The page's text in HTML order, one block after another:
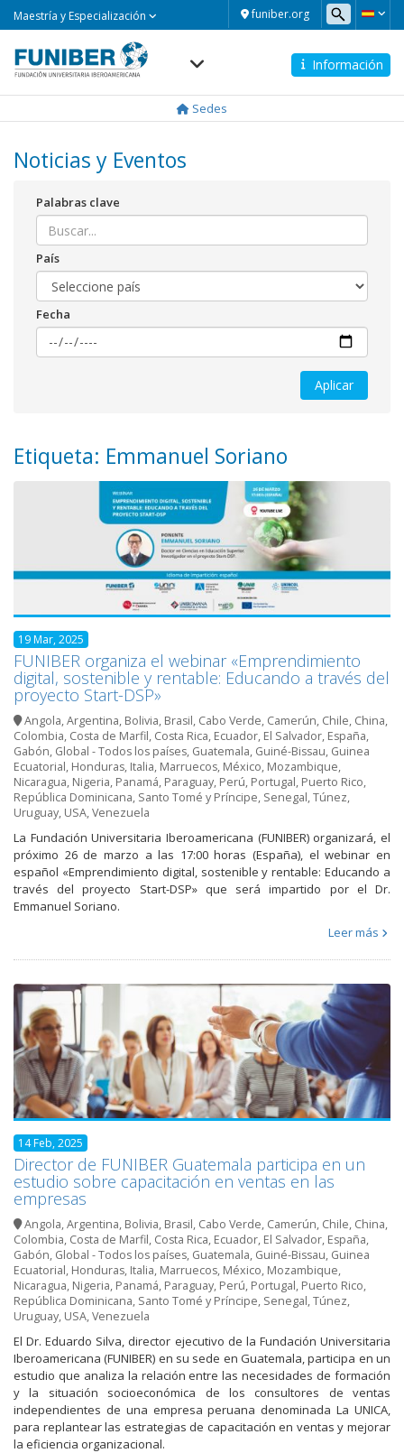
funiber.org
Maestría y Especialización
Información
Sedes
Noticias y Eventos
Palabras clave
País
Fecha
Etiqueta: Emmanuel Soriano
19 Mar, 2025
FUNIBER organiza el webinar «Emprendimiento
digital, sostenible y rentable: Educando a través del
proyecto Start-DSP»
Angola,Argentina, Bolivia, Brasil, Cabo Verde, Camerún, Chile, China,
Colombia, Costa de Marfil, Costa Rica, Ecuador, El Salvador, España,
Gabón, Global - Todos los países, Guatemala, Guiné-Bissau, Guinea
Ecuatorial, Honduras, Italia, Marruecos, México, Mozambique,
Nicaragua, Nigeria, Panamá, Paraguay, Perú, Portugal, Puerto Rico,
República Dominicana, Santo Tomé y Príncipe, Senegal,Túnez,
Uruguay, USA,Venezuela
La Fundación Universitaria Iberoamericana (FUNIBER) organizará, el
próximo 26 de marzo a las 17:00 horas (España), el webinar en
español «Emprendimiento digital, sostenible y rentable: Educando a
través del proyecto Start-DSP» que será impartido por el Dr.
Emmanuel Soriano.
Leer más
14 Feb, 2025
Director de FUNIBER Guatemala participa en un
estudio sobre capacitación en ventas en las
empresas
Angola,Argentina, Bolivia, Brasil, Cabo Verde, Camerún, Chile, China,
Colombia, Costa de Marfil, Costa Rica, Ecuador, El Salvador, España,
Gabón, Global - Todos los países, Guatemala, Guiné-Bissau, Guinea
Ecuatorial, Honduras, Italia, Marruecos, México, Mozambique,
Nicaragua, Nigeria, Panamá, Paraguay, Perú, Portugal, Puerto Rico,
República Dominicana, Santo Tomé y Príncipe, Senegal,Túnez,
Uruguay, USA,Venezuela
El Dr. Eduardo Silva, director ejecutivo de la Fundación Universitaria
Iberoamericana (FUNIBER) en su sede en Guatemala, participa en un
estudio que analiza la relación entre las necesidades de formación
y la situación socioeconómica de los consultores de ventas
independientes de una empresa peruana denominada La UNICA,
para replantear las estrategias de capacitación en ventas y mejorar
la eficiencia organizacional.